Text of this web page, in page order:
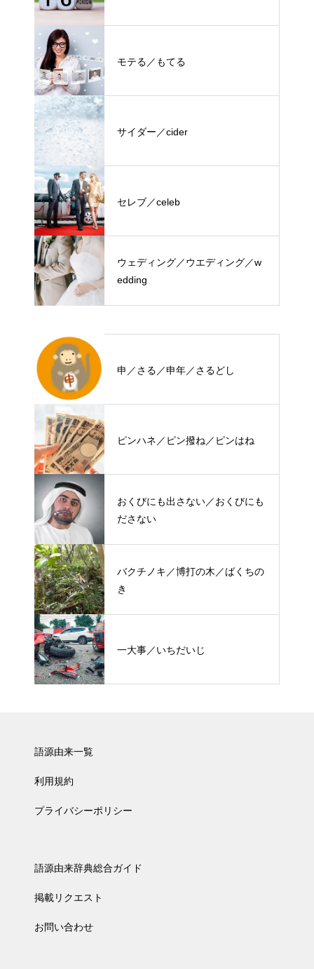
モテる／もてる
サイダー／cider
セレブ／celeb
ウェディング／ウエディング／w
edding
申／さる／申年／さるどし
ピンハネ／ピン撥ね／ピンはね
おくびにも出さない／おくびにも
ださない
バクチノキ／博打の木／ばくちの
き
一大事／いちだいじ
語源由来一覧
利用規約
プライバシーポリシー
語源由来辞典総合ガイド
掲載リクエスト
お問い合わせ